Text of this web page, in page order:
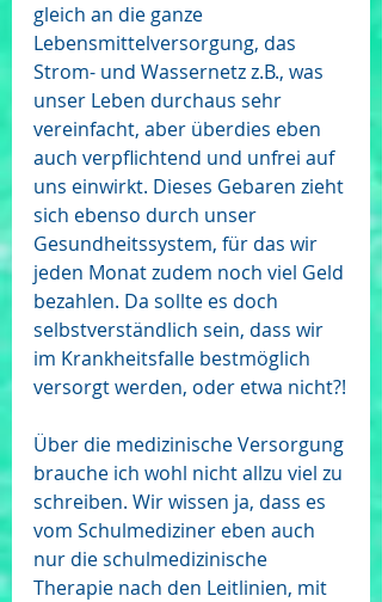
gleich an die ganze
Lebensmittelversorgung, das
Strom- und Wassernetz z.B., was
unser Leben durchaus sehr
vereinfacht, aber überdies eben
auch verpflichtend und unfrei auf
uns einwirkt. Dieses Gebaren zieht
sich ebenso durch unser
Gesundheitssystem, für das wir
jeden Monat zudem noch viel Geld
bezahlen. Da sollte es doch
selbstverständlich sein, dass wir
im Krankheitsfalle bestmöglich
versorgt werden, oder etwa nicht?!
Über die medizinische Versorgung
brauche ich wohl nicht allzu viel zu
schreiben. Wir wissen ja, dass es
vom Schulmediziner eben auch
nur die schulmedizinische
Therapie nach den Leitlinien, mit